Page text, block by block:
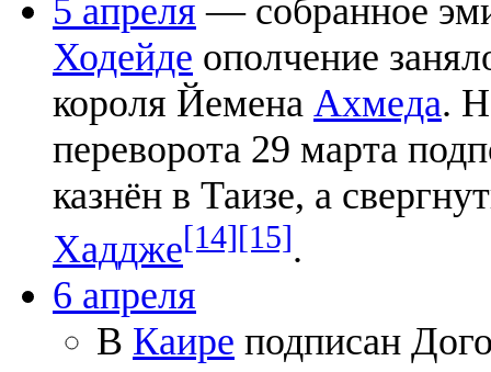
5 апреля — собранное
Ходейде ополчение
короля Йемена Ахмеда.
переворота 29 марта
казнён в Таизе, а
Хаддже[14][15].
6 апреля
В Каире подписан